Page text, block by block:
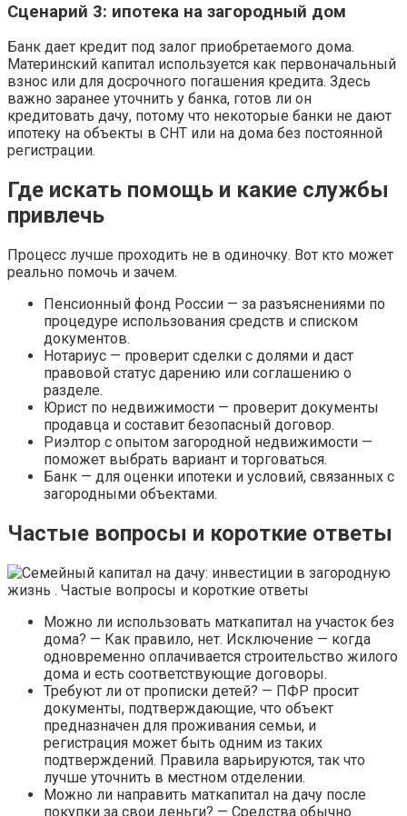
Сценарий 3: ипотека на загородный дом
Банк дает кредит под залог приобретаемого дома.
Материнский капитал используется как первоначальный
взнос или для досрочного погашения кредита. Здесь
важно заранее уточнить у банка, готов ли он
кредитовать дачу, потому что некоторые банки не дают
ипотеку на объекты в СНТ или на дома без постоянной
регистрации.
Где искать помощь и какие службы
привлечь
Процесс лучше проходить не в одиночку. Вот кто может
реально помочь и зачем.
Пенсионный фонд России — за разъяснениями по
процедуре использования средств и списком
документов.
Нотариус — проверит сделки с долями и даст
правовой статус дарению или соглашению о
разделе.
Юрист по недвижимости — проверит документы
продавца и составит безопасный договор.
Риэлтор с опытом загородной недвижимости —
поможет выбрать вариант и торговаться.
Банк — для оценки ипотеки и условий, связанных с
загородными объектами.
Частые вопросы и короткие ответы
Можно ли использовать маткапитал на участок без
дома? — Как правило, нет. Исключение — когда
одновременно оплачивается строительство жилого
дома и есть соответствующие договоры.
Требуют ли от прописки детей? — ПФР просит
документы, подтверждающие, что объект
предназначен для проживания семьи, и
регистрация может быть одним из таких
подтверждений. Правила варьируются, так что
лучше уточнить в местном отделении.
Можно ли направить маткапитал на дачу после
покупки за свои деньги? — Средства обычно